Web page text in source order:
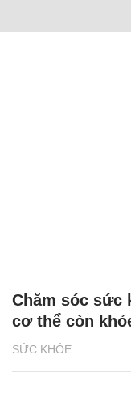
SỨC KHỎE
Chăm sóc sức
cơ thể còn